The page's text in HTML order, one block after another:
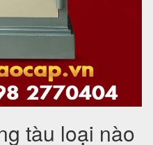
tàu loại nào